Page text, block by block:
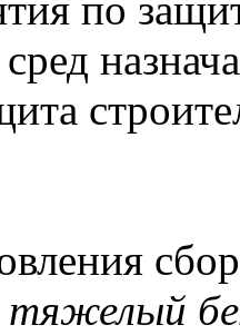
тяжелый